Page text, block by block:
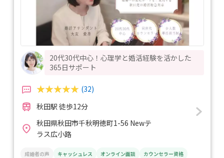
20代30代中心！心理学と婚活経験を活かした
365日サポート
(32)
秋田駅 徒歩12分
秋田県秋田市千秋明徳町1-56 Newテ
ラス広小路
成婚者の声 キャッシュレス オンライン面談 カウンセラー資格